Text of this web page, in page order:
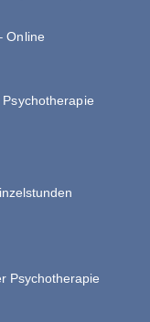
Online
Psychotherapie